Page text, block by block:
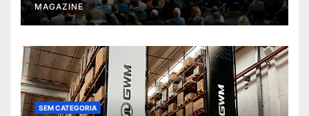
MAGAZINE
SEM CATEGORIA